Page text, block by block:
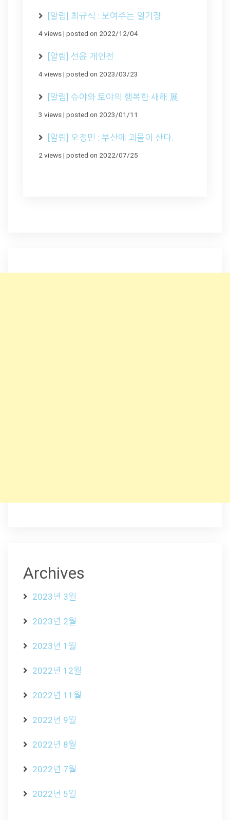
[알림] 최규식 : 보여주는 일기장
4 views| posted on 2022/12/04
[알림] 선윤 개인전
4 views| posted on 2023/03/23
[알림] 슈야와 토야의 행복한 새해 展
3 views| posted on 2023/01/11
[알림] 오정민 : 부산에 괴물이 산다.
2 views| posted on 2022/07/25
Archives
2023년 3월
2023년 2월
2023년 1월
2022년 12월
2022년 11월
2022년 9월
2022년 8월
2022년 7월
2022년 5월